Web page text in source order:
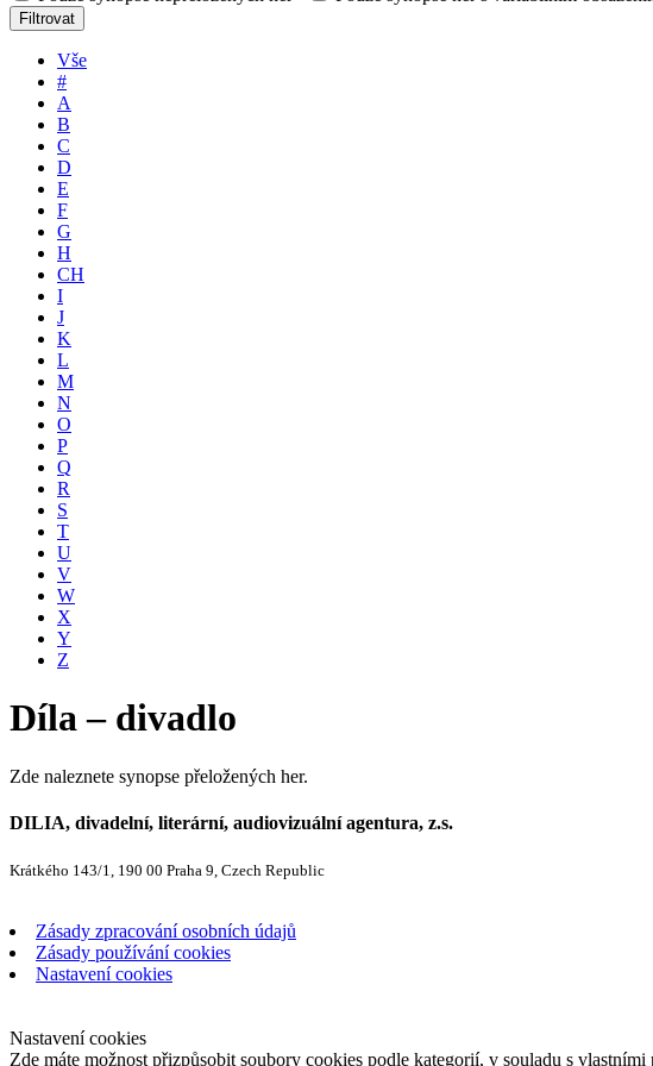
Filtrovat
Vše
#
A
B
C
D
E
F
G
H
CH
I
J
K
L
M
N
O
P
Q
R
S
T
U
V
W
X
Y
Z
Díla – divadlo
Zde naleznete synopse přeložených her.
DILIA, divadelní, literární, audiovizuální agentura, z.s.
Krátkého 143/1, 190 00 Praha 9, Czech Republic
Zásady zpracování osobních údajů
Zásady používání cookies
Nastavení cookies
Nastavení cookies
Zde máte možnost přizpůsobit soubory cookies podle kategorií, v souladu s